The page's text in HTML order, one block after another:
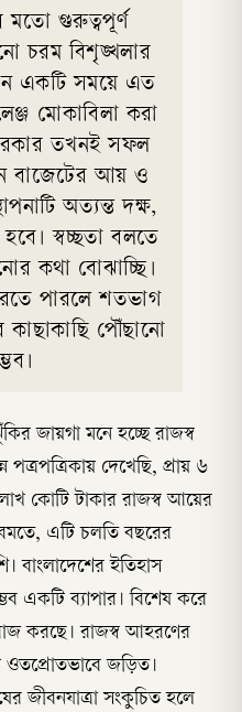
মতো গুরুত্বপূর্ণ
চরম বিশৃঙ্খলার
একটি সময়ে এত
মোকাবিলা করা
তখনই সফল
বাজেটের আয় ও
অত্যন্ত দক্ষ,
স্বচ্ছতা বলতে
কথা বোঝাচ্ছি।
পারলে শতভাগ
পৌঁছানো
জায়গা মনে হচ্ছে রাজস্ব
পত্রপত্রিকায় দেখেছি, প্রায় ৬
কোটি টাকার রাজস্ব আয়ের
এটি চলতি বছরের
বাংলাদেশের ইতিহাস
একটি ব্যাপার। বিশেষ করে
করছে। রাজস্ব আহরণের
ওতপ্রোতভাবে জড়িত।
জীবনযাত্রা সংকুচিত হলে